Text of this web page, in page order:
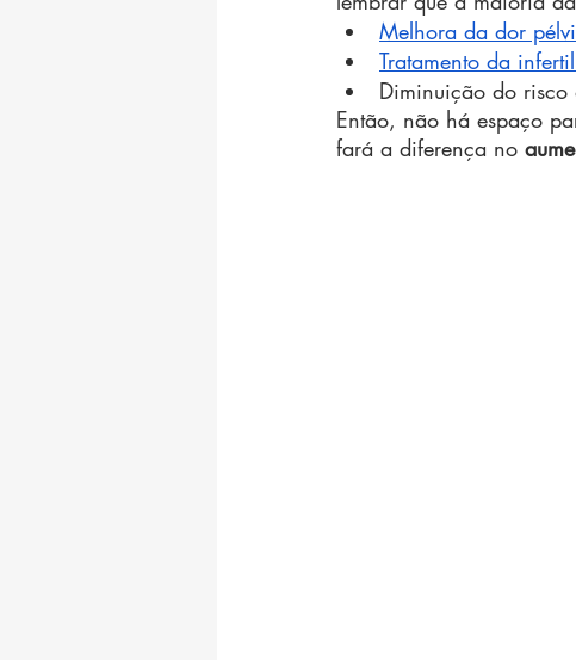
Melhora da dor
Tratamento da
Diminuição do risco
Então, não há espaço
fará a diferença no